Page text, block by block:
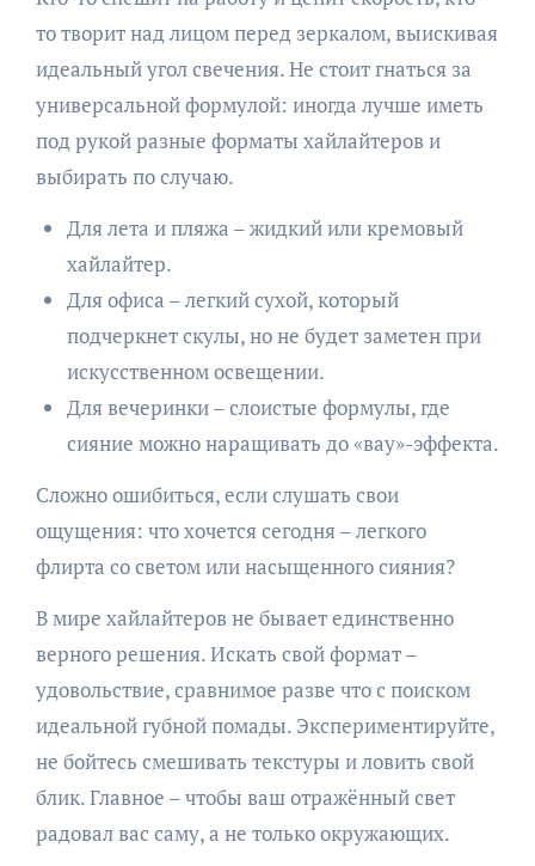
то творит над лицом перед зеркалом, выискивая
идеальный угол свечения. Не стоит гнаться за
универсальной формулой: иногда лучше иметь
под рукой разные форматы хайлайтеров и
выбирать по случаю.
Для лета и пляжа – жидкий или кремовый
хайлайтер.
Для офиса – легкий сухой, который
подчеркнет скулы, но не будет заметен при
искусственном освещении.
Для вечеринки – слоистые формулы, где
сияние можно наращивать до «вау»-эффекта.
Сложно ошибиться, если слушать свои
ощущения: что хочется сегодня – легкого
флирта со светом или насыщенного сияния?
В мире хайлайтеров не бывает единственно
верного решения. Искать свой формат –
удовольствие, сравнимое разве что с поиском
идеальной губной помады. Экспериментируйте,
не бойтесь смешивать текстуры и ловить свой
блик. Главное – чтобы ваш отражённый свет
радовал вас саму, а не только окружающих.